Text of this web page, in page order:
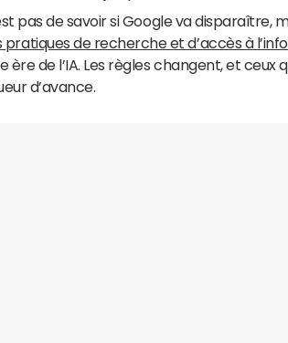
pas de savoir si Google va disparaître,
de recherche et d’accès à
de l’IA. Les règles changent, et ceux
d’avance.